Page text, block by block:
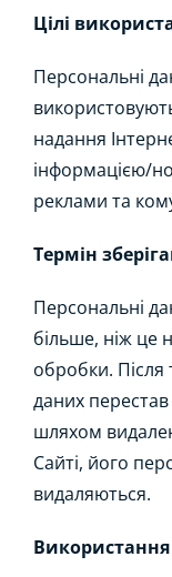
Цілі
Персональні
надання
інформацією/
реклами та
Термін
Персональні
більше, ніж це
обробки. Після
даних
шляхом
Сайті, його
видаляються.